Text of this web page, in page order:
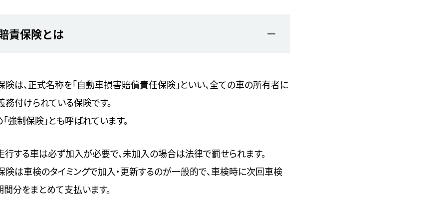
責保険とは
険は、正式名称を「自動車損害賠償責任保険」といい、全ての車の所有者に
付けられている保険です。
強制保険」とも呼ばれています。
行する車は必ず加入が必要で、未加入の場合は法律で罰せられます。
険は車検のタイミングで加入・更新するのが一般的で、車検時に次回車検
分をまとめて支払います。